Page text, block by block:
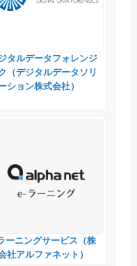
タルデータフォレンジ
（デジタルデータソリ
ション株式会社）
ーニングサービス（株
社アルファネット）